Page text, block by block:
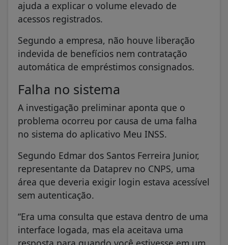
ajuda a explicar o volume elevado de
acessos registrados.
Segundo a empresa, não houve liberação
indevida de benefícios nem contratação
automática de empréstimos consignados.
Falha no sistema
A investigação preliminar aponta que o
problema ocorreu por causa de uma falha
no sistema do aplicativo Meu INSS.
Segundo Edmar dos Santos Ferreira Junior,
representante da Dataprev no CNPS, uma
área que deveria exigir login estava acessível
sem autenticação.
“Era uma consulta que estava dentro de uma
interface logada, mas ela aceitava uma